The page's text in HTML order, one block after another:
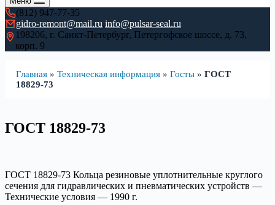
(812) 947-77-35
gidro-remont@mail.ru,info@pulsar-seal.ru
198206, г. Санкт-Петербург, Петергофское шоссе, д. 73,
корп. 9
Главная » Техническая информация » Госты » ГОСТ
18829-73
ГОСТ 18829-73
ГОСТ 18829-73 Кольца резиновые уплотнительные круглого
сечения для гидравлических и пневматических устройств —
Технические условия — 1990 г.